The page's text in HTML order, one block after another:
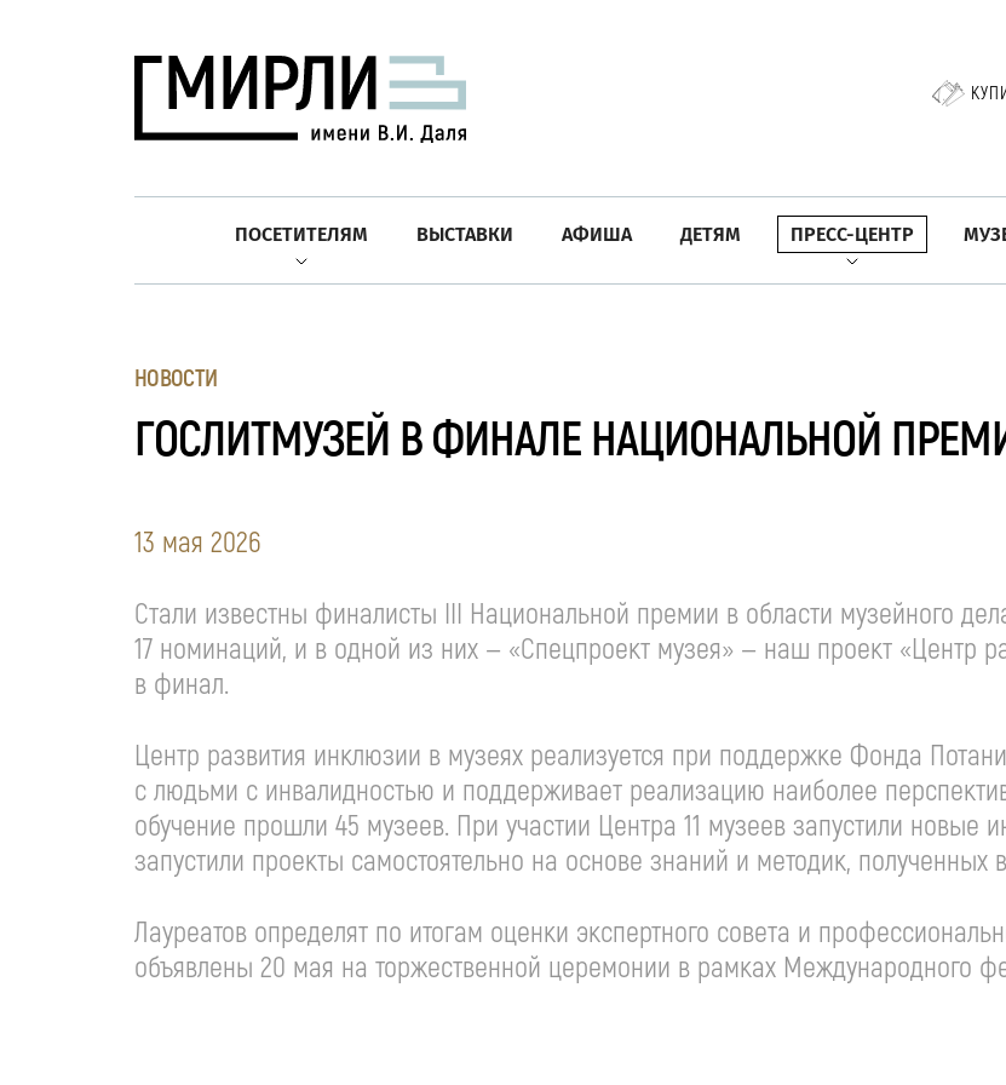
ПОСЕТИТЕЛЯМ ВЫСТАВКИ АФИША ДЕТЯМ ПРЕСС-ЦЕНТР
НОВОСТИ
ГОСЛИТМУЗЕЙ В ФИНАЛЕ НАЦИОНАЛЬНОЙ
13 мая 2026
Стали известны финалисты III Национальной премии в области музейного
17 номинаций, и в одной из них — «Спецпроект музея» — наш проект «Центр
в финал.
Центр развития инклюзии в музеях реализуется при поддержке Фонда
с людьми с инвалидностью и поддерживает реализацию наиболее
обучение прошли 45 музеев. При участии Центра 11 музеев запустили
запустили проекты самостоятельно на основе знаний и методик, полученных
Лауреатов определят по итогам оценки экспертного совета и
объявлены 20 мая на торжественной церемонии в рамках Международного